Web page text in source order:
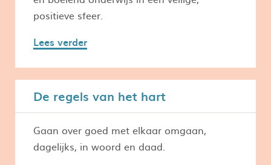
positieve sfeer.
Lees verder
De regels van het hart
Gaan over goed met elkaar omgaan,
dagelijks, in woord en daad.